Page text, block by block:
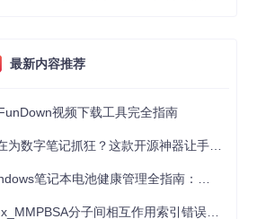
最新内容推荐
视频下载工具完全指南